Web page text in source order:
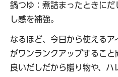
鍋つゆ：煮詰まったときにだ
し感を補強。
なるほど、今日から使えるア
がワンランクアップすること
良いだしだから贈り物や、ハ